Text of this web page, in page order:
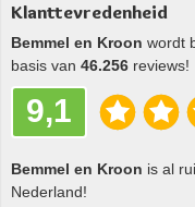
Klanttevredenheid
Bemmel en Kroon wordt
basis van 46.256 reviews!
9,1
Bemmel en Kroon is al
Nederland!